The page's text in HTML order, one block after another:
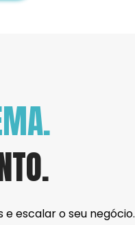
escalar o seu negócio.